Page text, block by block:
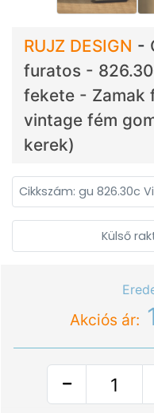
RUJZ DESIGN -
furatos -
fekete - Zamak
vintage fém
kerek)
Cikkszám: gu 826.30c
Külső
Akciós ár: